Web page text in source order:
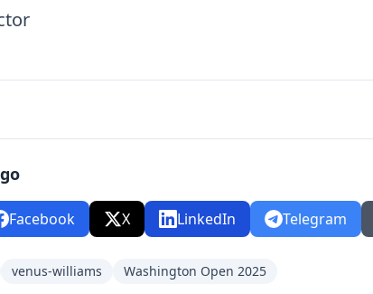
Facebook X LinkedIn Telegram
venus-williams Washington Open 2025